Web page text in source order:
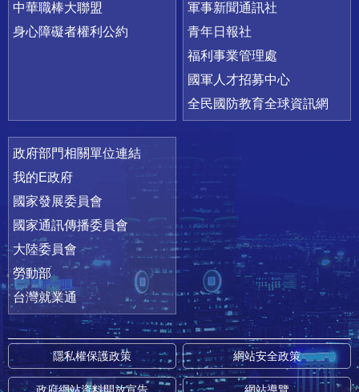
中華職棒大聯盟
身心障礙者權利公約
軍事新聞通訊社
青年日報社
福利事業管理處
國軍人才招募中心
全民國防教育全球資訊網
政府部門相關單位連結
我的E政府
國家發展委員會
國家通訊傳播委員會
大陸委員會
勞動部
台灣就業通
隱私權保護政策 網站安全政策